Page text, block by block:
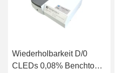
Wiederholbarkeit D/0
CLEDs 0,08% Benchtop-